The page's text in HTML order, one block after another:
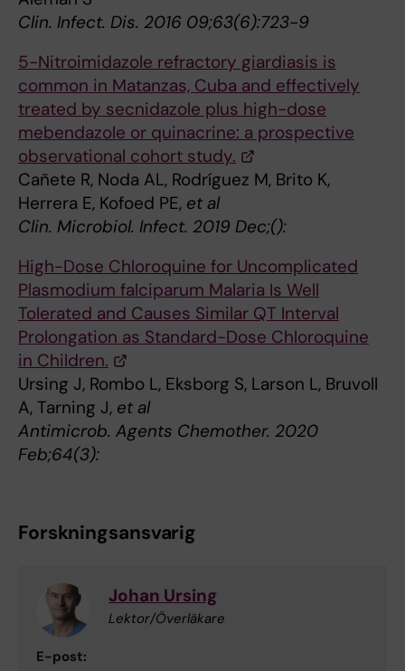
Clin. Infect. Dis. 2016 09;63(6):723-9
5-Nitroimidazole refractory giardiasis is
common in Matanzas, Cuba and effectively
treated by secnidazole plus high-dose
mebendazole or quinacrine: a prospective
observational cohort study.
Cañete R, Noda AL, Rodríguez M, Brito K,
Herrera E, Kofoed PE, et al
Clin. Microbiol. Infect. 2019 Dec;():
High-Dose Chloroquine for Uncomplicated
Plasmodium falciparum Malaria Is Well
Tolerated and Causes Similar QT Interval
Prolongation as Standard-Dose Chloroquine
in Children.
Ursing J, Rombo L, Eksborg S, Larson L, Bruvoll
A, Tarning J, et al
Antimicrob. Agents Chemother. 2020
Feb;64(3):
Forskningsansvarig
Johan Ursing
Lektor/Överläkare
E-post: